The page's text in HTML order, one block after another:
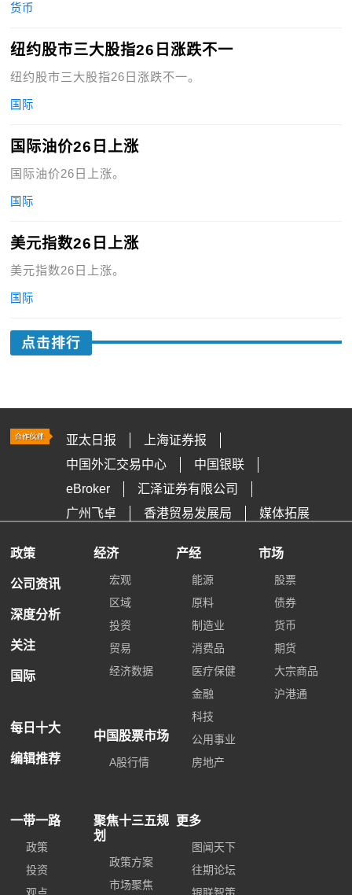
货币
纽约股市三大股指26日涨跌不一
纽约股市三大股指26日涨跌不一。
国际
国际油价26日上涨
国际油价26日上涨。
国际
美元指数26日上涨
美元指数26日上涨。
国际
点击排行
亚太日报
上海证券报
中国外汇交易中心
中国银联
eBroker
汇泽证券有限公司
广州飞卓
香港贸易发展局 媒体拓展
政策
公司资讯
深度分析
关注
国际
每日十大
编辑推荐
经济
宏观
区域
投资
贸易
经济数据
中国股票市场
A股行情
产经
能源
原料
制造业
消费品
医疗保健
金融
科技
公用事业
房地产
市场
股票
债券
货币
期货
大宗商品
沪港通
一带一路
政策
投资
聚焦十三五规
划
政策方案
市场聚焦
更多
图闻天下
往期论坛